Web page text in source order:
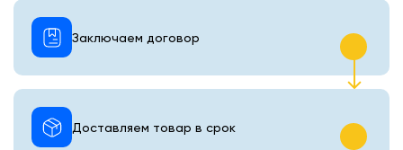
Доставляем товар в срок
Заключаем договор